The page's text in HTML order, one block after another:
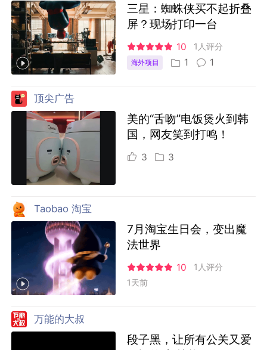
三星：蜘蛛侠买不起折叠
屏？现场打印一台
10 1人评分
海外项目 1 1
顶尖广告
美的“舌吻”电饭煲火到韩
国，网友笑到打鸣！
3 3
Taobao 淘宝
7月淘宝生日会，变出魔
法世界
10
1人评分
1天前
万能的大叔
段子黑，让所有公关又爱